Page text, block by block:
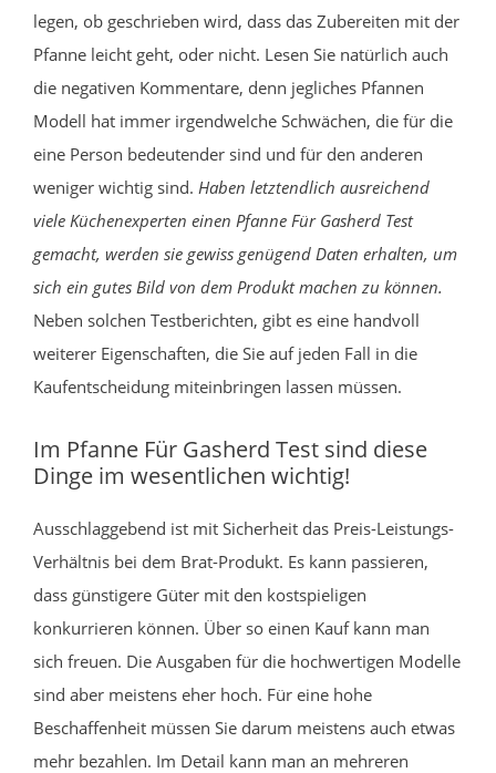
legen, ob geschrieben wird, dass das Zubereiten mit der
Pfanne leicht geht, oder nicht. Lesen Sie natürlich auch
die negativen Kommentare, denn jegliches Pfannen
Modell hat immer irgendwelche Schwächen, die für die
eine Person bedeutender sind und für den anderen
weniger wichtig sind. Haben letztendlich ausreichend
viele Küchenexperten einen Pfanne Für Gasherd Test
gemacht, werden sie gewiss genügend Daten erhalten, um
sich ein gutes Bild von dem Produkt machen zu können.
Neben solchen Testberichten, gibt es eine handvoll
weiterer Eigenschaften, die Sie auf jeden Fall in die
Kaufentscheidung miteinbringen lassen müssen.
Im Pfanne Für Gasherd Test sind diese
Dinge im wesentlichen wichtig!
Ausschlaggebend ist mit Sicherheit das Preis-Leistungs-
Verhältnis bei dem Brat-Produkt. Es kann passieren,
dass günstigere Güter mit den kostspieligen
konkurrieren können. Über so einen Kauf kann man
sich freuen. Die Ausgaben für die hochwertigen Modelle
sind aber meistens eher hoch. Für eine hohe
Beschaffenheit müssen Sie darum meistens auch etwas
mehr bezahlen. Im Detail kann man an mehreren